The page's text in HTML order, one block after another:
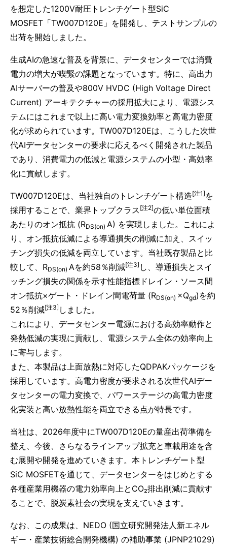
を想定した1200V耐圧トレンチゲート型SiC
MOSFET「TW007D120E」を開発し、テストサンプルの
出荷を開始しました。
生成AIの急速な普及を背景に、データセンターでは消費
電力の増大が喫緊の課題となっています。特に、高出力
AIサーバーの普及や800V HVDC (High Voltage Direct
Current) アーキテクチャーの採用拡大により、電源シス
テムにはこれまで以上に高い電力変換効率と高電力密度
化が求められています。TW007D120Eは、こうした次世
代AIデータセンターの要求に応えるべく開発された製品
であり、消費電力の低減と電源システムの小型・高効率
化に貢献します。
TW007D120Eは、当社独自のトレンチゲート構造[注1] を
採用することで、業界トップクラス [注2]の低い単位面積
あたりのオン抵抗 (RDS(on) A) を実現しました。これによ
り、オン抵抗低減による導通損失の削減に加え、スイッ
チング損失の低減を両立しています。当社既存製品と比
較して、RDS(on) Aを約58％削減[注3] し、導通損失とスイ
ッチング損失の関係を示す性能指標ドレイン・ソース間
オン抵抗×ゲート・ドレイン間電荷量 (RDS(on) ×Qgd)を約
52％削減[注3] しました。
これにより、データセンター電源における高効率動作と
発熱低減の実現に貢献し、電源システム全体の効率向上
に寄与します。
また、本製品は上面放熱に対応したQDPAKパッケージを
採用しています。高電力密度が要求される次世代AIデー
タセンターの電力変換で、パワーステージの高電力密度
化実装と高い放熱性能を両立できる点が特長です。
当社は、2026年度中にTW007D120Eの量産出荷準備を
整え、今後、さらなるラインアップ拡充と車載用途を含
む展開や開発を進めていきます。本トレンチゲート型
SiC MOSFETを通じて、データセンターをはじめとする
各種産業用機器の電力効率向上とCO₂排出削減に貢献す
ることで、脱炭素社会の実現を支えていきます。
なお、この成果は、NEDO (国立研究開発法人新エネル
ギー・産業技術総合開発機構) の補助事業 (JPNP21029)